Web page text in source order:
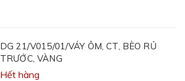
DG 21/V015/01/VÁY ÔM, CT, BÈO RỦ
TRƯỚC, VÀNG
Hết hàng